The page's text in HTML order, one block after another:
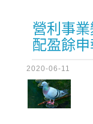
營利事
配盈餘
2020-06-11